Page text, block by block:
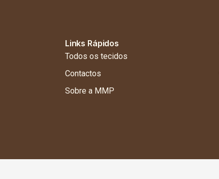
Links Rápidos
Todos os tecidos
Contactos
Sobre a MMP